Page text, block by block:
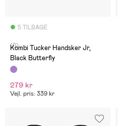
5 TILBAGE
(0)
Kombi Tucker Handsker Jr,
Black Butterfly
279 kr
Vejl. pris: 339 kr